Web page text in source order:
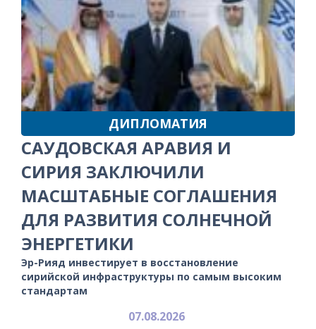
ДИПЛОМАТИЯ
САУДОВСКАЯ АРАВИЯ И
СИРИЯ ЗАКЛЮЧИЛИ
МАСШТАБНЫЕ СОГЛАШЕНИЯ
ДЛЯ РАЗВИТИЯ СОЛНЕЧНОЙ
ЭНЕРГЕТИКИ
Эр-Рияд инвестирует в восстановление
сирийской инфраструктуры по самым высоким
стандартам
07.08.2026